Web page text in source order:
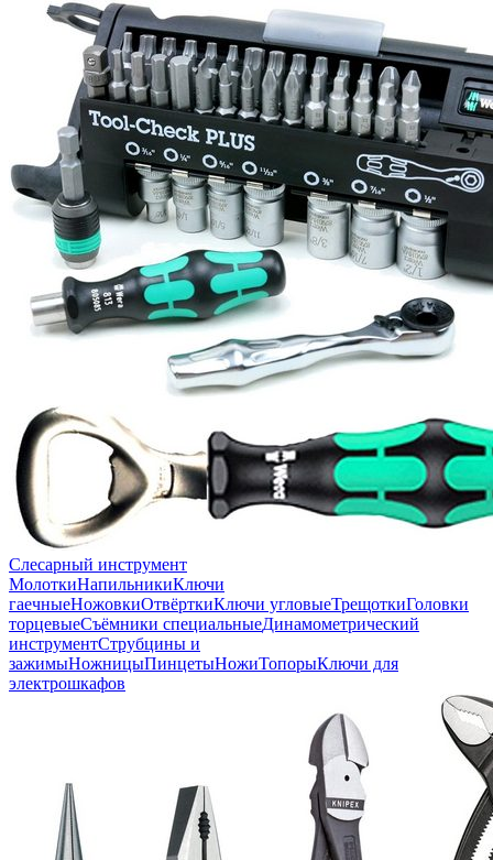
Слесарный инструмент
МолоткиНапильникиКлючи
гаечныеНожовкиОтвёрткиКлючи угловыеТрещоткиГоловки
торцевыеСъёмники специальныеДинамометрический
инструментСтрубцины и
зажимыНожницыПинцетыНожиТопорыКлючи для
электрошкафов